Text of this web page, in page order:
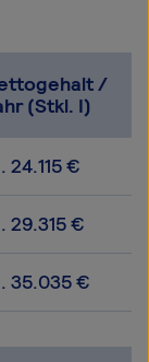
/
(Stkl. I)
24.115 €
29.315 €
35.035 €